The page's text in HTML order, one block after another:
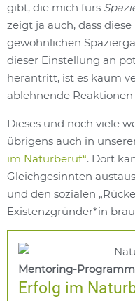
gibt, die mich fürs
zeigt ja auch, dass
gewöhnlichen
dieser Einstellung an
herantritt, ist es kaum
ablehnende
Dieses und noch viele
übrigens auch in
im Naturberuf“. Dort
Gleichgesinnten
und den sozialen
Existenzgründer*in
Mentoring-
Erfolg im